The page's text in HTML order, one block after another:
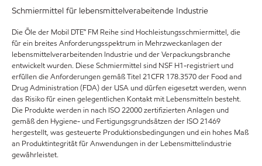
Schmiermittel für lebensmittelverabeitende Industrie
Die Öle der Mobil DTE™ FM Reihe sind Hochleistungsschmiermittel, die
für ein breites Anforderungsspektrum in Mehrzweckanlagen der
lebensmittelverarbeitenden Industrie und der Verpackungsbranche
entwickelt wurden. Diese Schmiermittel sind NSF H1-registriert und
erfüllen die Anforderungen gemäß Titel 21CFR 178.3570 der Food and
Drug Administration (FDA) der USA und dürfen eigesetzt werden, wenn
das Risiko für einen gelegentlichen Kontakt mit Lebensmitteln besteht.
Die Produkte werden in nach ISO 22000 zertifizierten Anlagen und
gemäß den Hygiene- und Fertigungsgrundsätzen der ISO 21469
hergestellt, was gesteuerte Produktionsbedingungen und ein hohes Maß
an Produktintegrität für Anwendungen in der Lebensmittelindustrie
gewährleistet.